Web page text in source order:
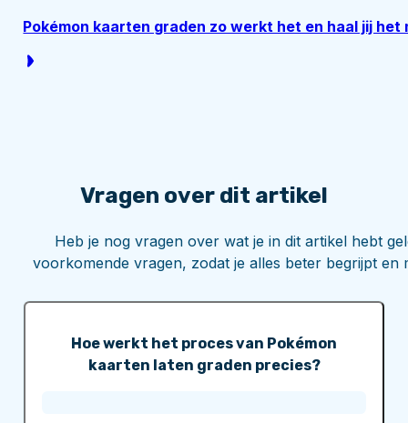
Pokémon kaarten graden zo werkt het en haal jij het
Vragen over dit artikel
Heb je nog vragen over wat je in dit artikel hebt
voorkomende vragen, zodat je alles beter begrijpt en
Hoe werkt het proces van Pokémon
kaarten laten graden precies?